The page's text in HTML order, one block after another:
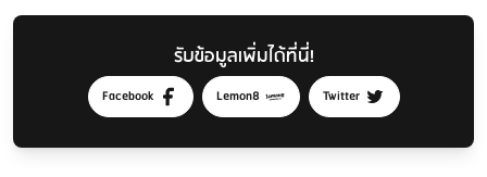
รับข้อมูลเพิ่มได้ที่นี่!
Facebook Lemon8 Twitter